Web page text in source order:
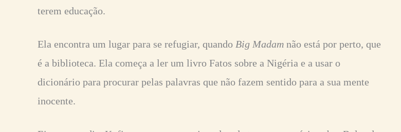
terem educação.
Ela encontra um lugar para se refugiar, quando Big Madam não está por perto, que
é a biblioteca. Ela começa a ler um livro Fatos sobre a Nigéria e a usar o
dicionário para procurar pelas palavras que não fazem sentido para a sua mente
inocente.